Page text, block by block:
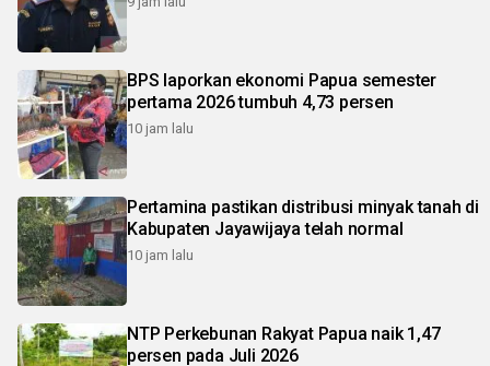
BPS laporkan ekonomi Papua semester
pertama 2026 tumbuh 4,73 persen
10 jam lalu
Pertamina pastikan distribusi minyak tanah di
Kabupaten Jayawijaya telah normal
10 jam lalu
NTP Perkebunan Rakyat Papua naik 1,47
persen pada Juli 2026